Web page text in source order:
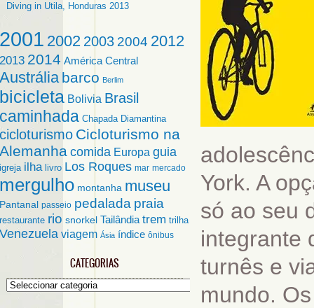
Diving in Utila, Honduras 2013
2001 2002 2003 2004 2012
2013 2014 América Central
Austrália barco Berlim
bicicleta Bolivia Brasil
caminhada Chapada Diamantina
cicloturismo Cicloturismo na
Alemanha comida Europa guia
igreja ilha livro Los Roques mar mercado
mergulho montanha museu
Pantanal passeio pedalada praia
restaurante rio snorkel Tailândia trem trilha
Venezuela viagem Ásia índice ônibus
CATEGORIAS
Categorias
York. A
só ao seu
integrante
turnês e
mundo.